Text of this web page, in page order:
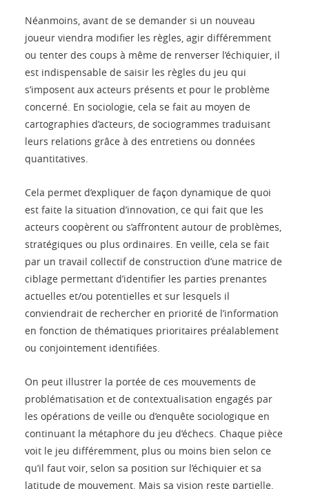
Néanmoins, avant de se demander si un nouveau
joueur viendra modifier les règles, agir différemment
ou tenter des coups à même de renverser l’échiquier, il
est indispensable de saisir les règles du jeu qui
s’imposent aux acteurs présents et pour le problème
concerné. En sociologie, cela se fait au moyen de
cartographies d’acteurs, de sociogrammes traduisant
leurs relations grâce à des entretiens ou données
quantitatives.
Cela permet d’expliquer de façon dynamique de quoi
est faite la situation d’innovation, ce qui fait que les
acteurs coopèrent ou s’affrontent autour de problèmes,
stratégiques ou plus ordinaires. En veille, cela se fait
par un travail collectif de construction d’une matrice de
ciblage permettant d’identifier les parties prenantes
actuelles et/ou potentielles et sur lesquels il
conviendrait de rechercher en priorité de l’information
en fonction de thématiques prioritaires préalablement
ou conjointement identifiées.
On peut illustrer la portée de ces mouvements de
problématisation et de contextualisation engagés par
les opérations de veille ou d’enquête sociologique en
continuant la métaphore du jeu d’échecs. Chaque pièce
voit le jeu différemment, plus ou moins bien selon ce
qu’il faut voir, selon sa position sur l’échiquier et sa
latitude de mouvement. Mais sa vision reste partielle,